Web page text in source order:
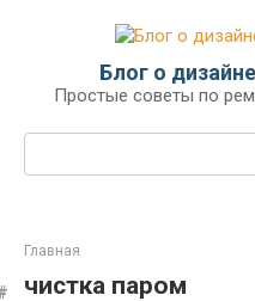
Блог о
Простые советы по
Поиск:
Главная
чистка паром